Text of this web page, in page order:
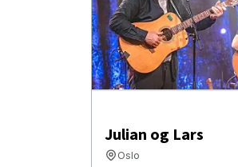
Julian og Lars
Oslo